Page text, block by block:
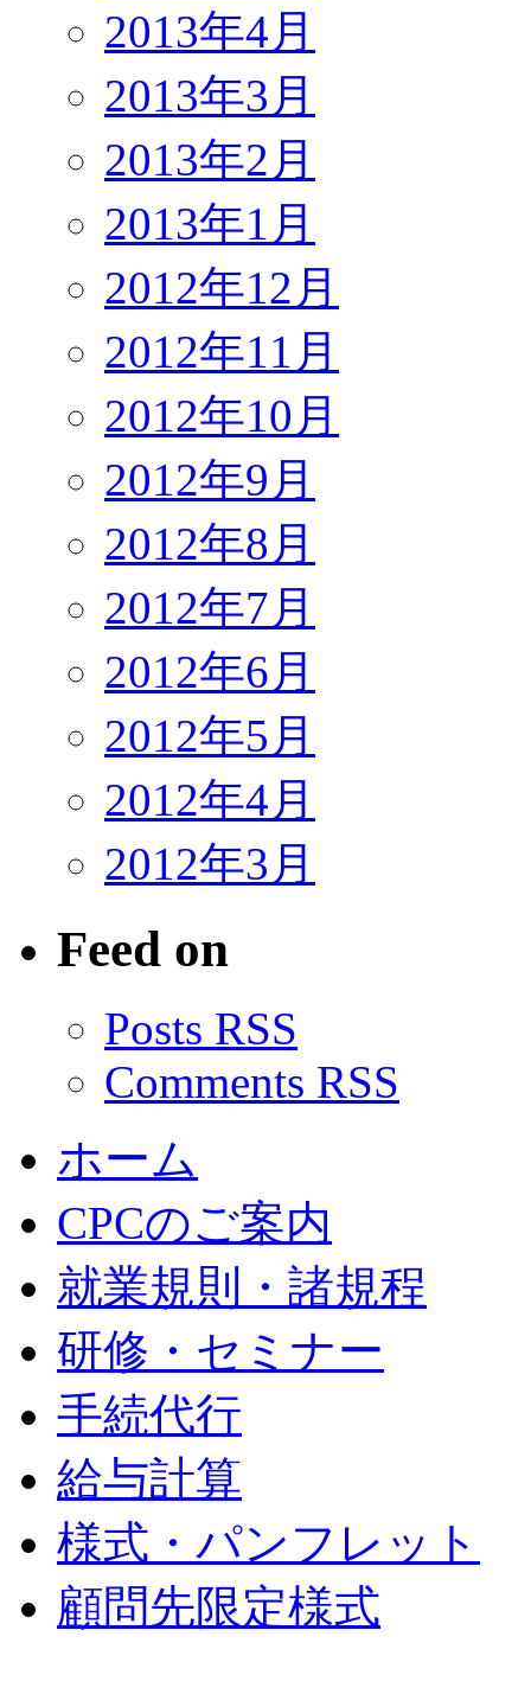
2013年4月
2013年3月
2013年2月
2013年1月
2012年12月
2012年11月
2012年10月
2012年9月
2012年8月
2012年7月
2012年6月
2012年5月
2012年4月
2012年3月
Feed on
Posts RSS
Comments RSS
ホーム
CPCのご案内
就業規則・諸規程
研修・セミナー
手続代行
給与計算
様式・パンフレット
顧問先限定様式